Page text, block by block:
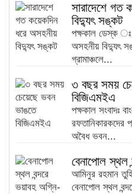
সারাদেশে গত
বিদ্যুৎ সঙ্কট
পক্ষকাল ডেস্ক ঃ
অসহনীয় বিদ্যুৎ
গ্রামাঞ্চলে...
৩ বছর সময়
বিজিএমইএ
পক্ষকাল সংবাদঃ
রফতানিকারকদের
অবৈধ ভবন...
বেনাপোল স্থল
আমিনুর রহমান
বেনাপোল স্থল